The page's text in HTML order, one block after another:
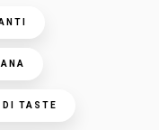
DI TASTE